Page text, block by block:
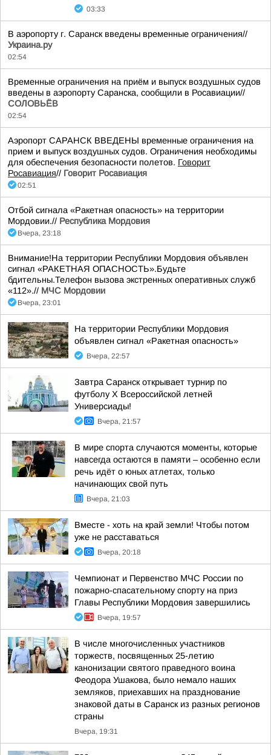
03:33
В аэропорту г. Саранск введены временные ограничения//
Украина.ру
02:54
Временные ограничения на приём и выпуск воздушных судов
введены в аэропорту Саранска, сообщили в Росавиации//
СОЛОВЬЁВ
02:54
Аэропорт САРАНСК ВВЕДЕНЫ временные ограничения на
прием и выпуск воздушных судов. Ограничения необходимы
для обеспечения безопасности полетов. Говорит
Росавиация// Говорит Росавиация
02:51
Отбой сигнала «Ракетная опасность» на территории
Мордовии.// Республика Мордовия
Вчера, 23:18
Внимание!На территории Республики Мордовия объявлен
сигнал «РАКЕТНАЯ ОПАСНОСТЬ».Будьте
бдительны.Телефон вызова экстренных оперативных служб
«112».// МЧС Мордовии
Вчера, 23:01
На территории Республики Мордовия
объявлен сигнал «Ракетная опасность»
Вчера, 22:57
Завтра Саранск открывает турнир по
футболу X Всероссийской летней
Универсиады!
Вчера, 21:57
В мире спорта случаются моменты, которые
навсегда остаются в памяти – особенно если
речь идёт о юных атлетах, только
начинающих свой путь
Вчера, 21:03
Вместе - хоть на край земли! Чтобы потом
уже не расставаться
Вчера, 20:18
Чемпионат и Первенство МЧС России по
пожарно-спасательному спорту на приз
Главы Республики Мордовия завершились
Вчера, 19:57
В числе многочисленных участников
торжеств, посвященных 25-летию
канонизации святого праведного воина
Феодора Ушакова, было немало наших
земляков, приехавших на празднование
знаковой даты в Саранск из разных регионов
страны
Вчера, 19:31